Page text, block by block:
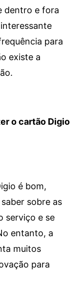
dentro e fora
para
existe a
o cartão Digio
é bom,
sobre as
serviço e se
entanto, a
muitos
para